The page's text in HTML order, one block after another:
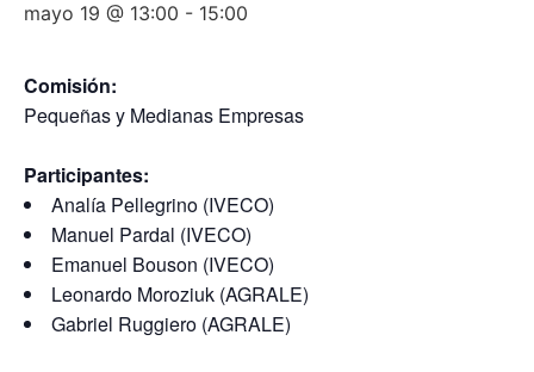
mayo 19 @ 13:00 - 15:00
Comisión:
Pequeñas y Medianas Empresas
Participantes:
Analía Pellegrino (IVECO)
Manuel Pardal (IVECO)
Emanuel Bouson (IVECO)
Leonardo Moroziuk (AGRALE)
Gabriel Ruggiero (AGRALE)